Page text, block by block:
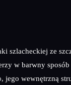
szlacheckiej ze
w barwny
jego wewnętrzną